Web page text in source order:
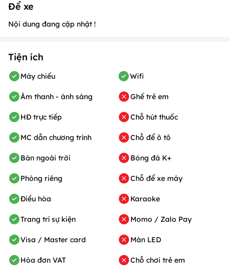
Để xe
Nội dung đang cập nhật !
Tiện ích
Máy chiếu
Âm thanh - ánh sáng
HĐ trực tiếp
MC dẫn chương trình
Bàn ngoài trời
Phòng riêng
Điều hòa
Trang trí sự kiện
Visa / Master card
Hóa đơn VAT
Wifi
Ghế trẻ em
Chỗ hút thuốc
Chỗ để ô tô
Bóng đá K+
Chỗ để xe máy
Karaoke
Momo / Zalo Pay
Màn LED
Chỗ chơi trẻ em